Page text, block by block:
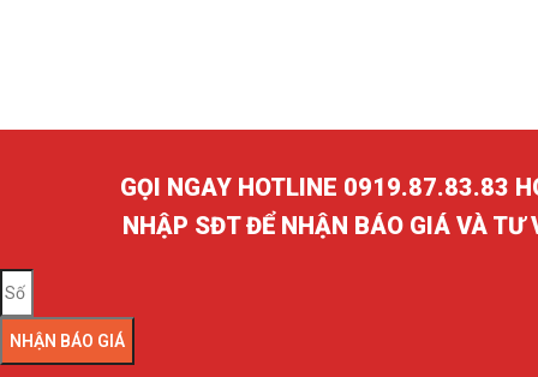
GỌI NGAY HOTLINE 0919.87.83.83
NHẬP SĐT ĐỂ NHẬN BÁO GIÁ VÀ TƯ
NHẬN BÁO GIÁ